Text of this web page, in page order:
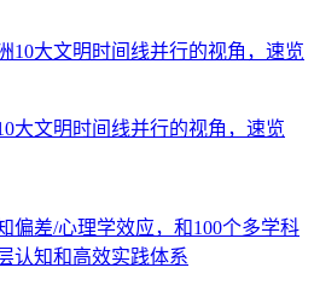
大文明时间线并行的视角，速览